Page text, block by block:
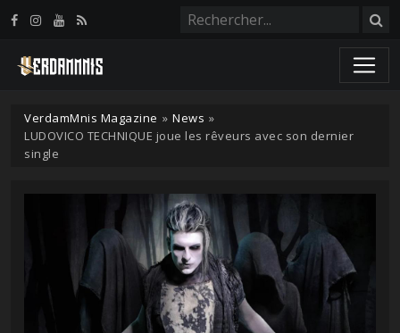
VerdamMnis Magazine » News »
LUDOVICO TECHNIQUE joue les rêveurs avec son dernier
single
Panneau de gestion des cookies